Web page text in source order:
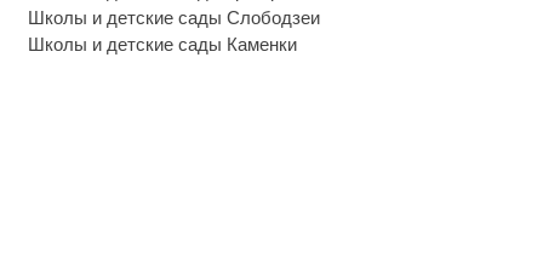
Школы и детские сады Слободзеи
Школы и детские сады Каменки